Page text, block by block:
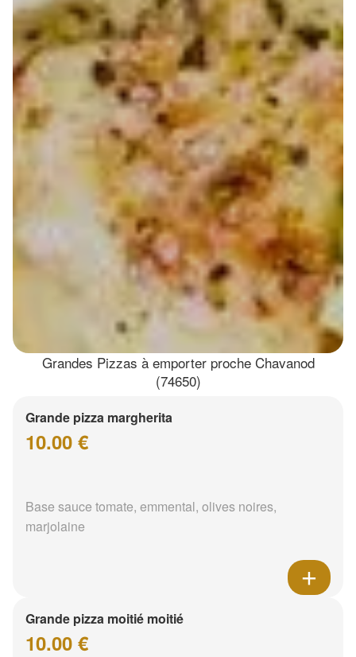
Grandes Pizzas à emporter proche Chavanod
(74650)
Grande pizza margherita
10.00 €
Base sauce tomate, emmental, olives noires,
marjolaine
Grande pizza moitié moitié
10.00 €